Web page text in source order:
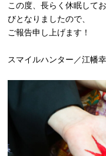
この度、長らく休眠して
びとなりましたので、
ご報告申し上げます！
スマイルハンター／江幡